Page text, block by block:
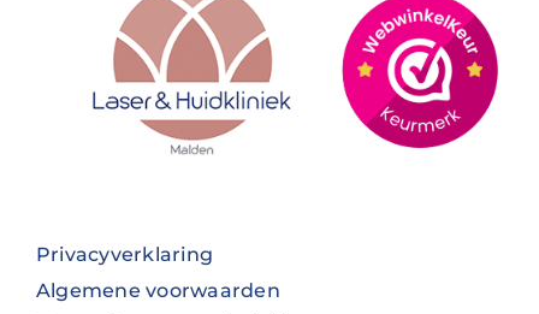
Privacyverklaring
Algemene voorwaarden